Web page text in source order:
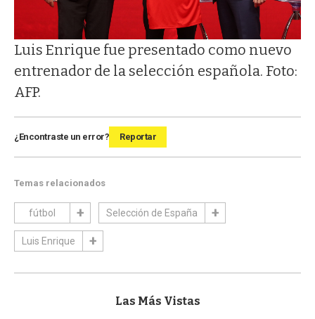
Luis Enrique fue presentado como nuevo
entrenador de la selección española. Foto:
AFP.
¿Encontraste un error? Reportar
Temas relacionados
fútbol Selección de España
Luis Enrique
Las Más Vistas